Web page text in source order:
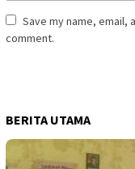
Save my name,
comment.
BERITA UTAMA